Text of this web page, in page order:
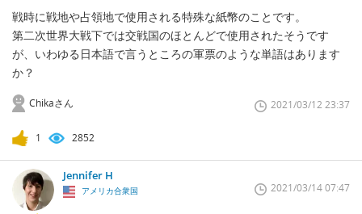
戦時に戦地や占領地で使用される特殊な紙幣のことです。
第二次世界大戦下では交戦国のほとんどで使用されたそうです
が、いわゆる日本語で言うところの軍票のような単語はあります
か？
Chikaさん 2021/03/12 23:37
1 2852
Jennifer H
アメリカ合衆国 2021/03/14 07:47